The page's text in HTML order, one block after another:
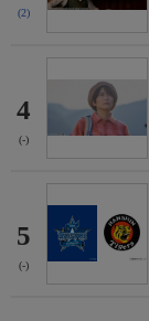
(2)
4
(-)
5
(-)